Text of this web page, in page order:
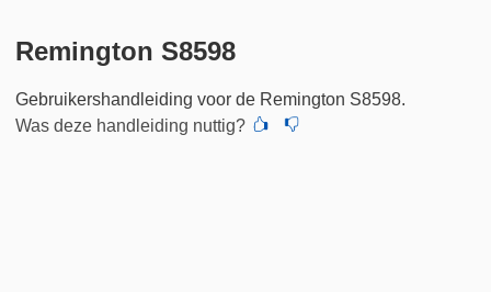
Remington S8598
Gebruikershandleiding voor de Remington S8598.
Was deze handleiding nuttig?